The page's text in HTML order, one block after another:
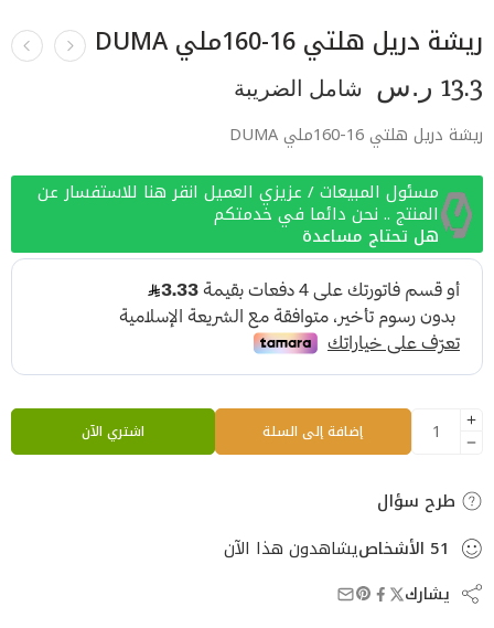
ريشة دريل هلتي 16-160ملي DUMA
13.3 ر.س شامل الضريبة
ريشة دريل هلتي 16-160ملي DUMA
مسئول المبيعات / عزيزي العميل انقر هنا للاستفسار عن
المنتج .. نحن دائما في خدمتكم
هل تحتاج مساعدة
إضافة إلى السلة اشتري الآن
طرح سؤال
51 الأشخاصيشاهدون هذا الآن
يشارك